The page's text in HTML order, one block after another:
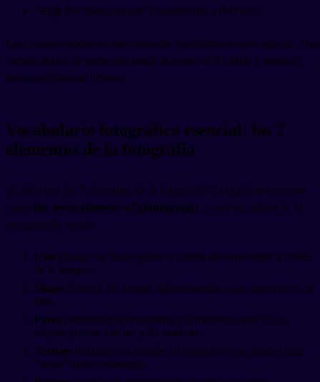
"High ISO performance" (rendimiento a ISO alto)
Las cámaras modernas han mejorado muchísimo en este aspecto. Una
cámara digital de gama alta puede disparar a ISO 6400 y producir
imágenes bastante limpias.
Vocabulario fotográfico esencial: los 7
elementos de la fotografía
¿Cuáles son los 7 elementos de la fotografía? En inglés se conocen
como the seven elements of photography, y son los pilares de la
composición visual:
Line (línea): las líneas guían la mirada del espectador a través
de la imagen.
Shape (forma): las formas bidimensionales que aparecen en la
foto.
Form (volumen): la representación tridimensional de los
objetos gracias a la luz y las sombras.
Texture (textura): los detalles de superficie que puedes casi
"sentir" al ver la imagen.